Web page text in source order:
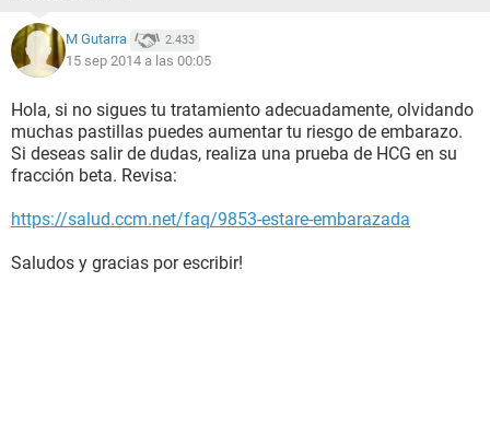
M Gutarra 2.433
15 sep 2014 a las 00:05
Hola, si no sigues tu tratamiento adecuadamente, olvidando
muchas pastillas puedes aumentar tu riesgo de embarazo.
Si deseas salir de dudas, realiza una prueba de HCG en su
fracción beta. Revisa:
https://salud.ccm.net/faq/9853-estare-embarazada
Saludos y gracias por escribir!